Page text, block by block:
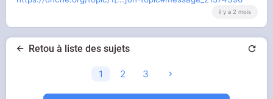
il y a 2 mois
Retou à liste des sujets
1 2 3